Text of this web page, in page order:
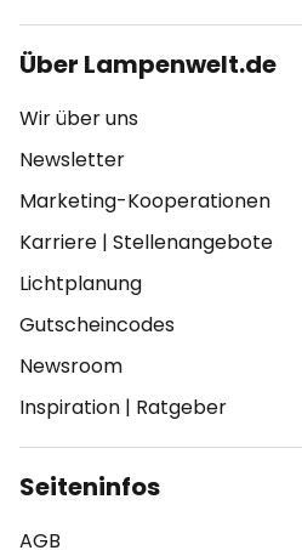
Über Lampenwelt.de
Wir über uns
Newsletter
Marketing-Kooperationen
Karriere | Stellenangebote
Lichtplanung
Gutscheincodes
Newsroom
Inspiration | Ratgeber
Seiteninfos
AGB